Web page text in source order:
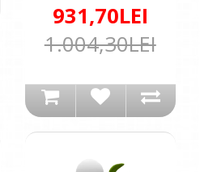
931,70LEI
1.004,30LEI